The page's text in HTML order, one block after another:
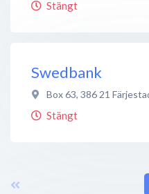
Stängt
Swedbank
Box 63, 386 21
Stängt